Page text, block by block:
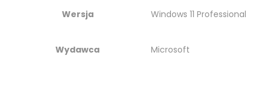
Wersja Windows 11 Professional
Wydawca Microsoft